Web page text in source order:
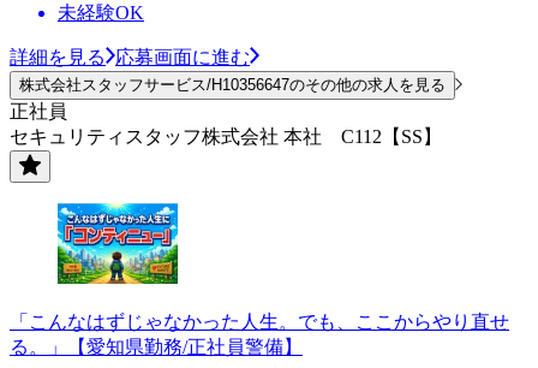
未経験OK
詳細を見る 応募画面に進む
株式会社スタッフサービス/H10356647のその他の求人を見る
正社員
セキュリティスタッフ株式会社 本社 C112【SS】
「こんなはずじゃなかった人生。でも、ここからやり直せ
る。」【愛知県勤務/正社員警備】